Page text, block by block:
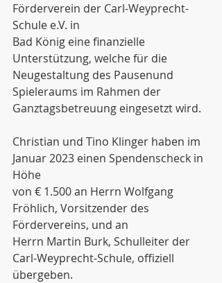
Förderverein der Carl-Weyprecht-
Schule e.V. in
Bad König eine finanzielle
Unterstützung, welche für die
Neugestaltung des Pausenund
Spieleraums im Rahmen der
Ganztagsbetreuung eingesetzt wird.
Christian und Tino Klinger haben im
Januar 2023 einen Spendenscheck in
Höhe
von € 1.500 an Herrn Wolfgang
Fröhlich, Vorsitzender des
Fördervereins, und an
Herrn Martin Burk, Schulleiter der
Carl-Weyprecht-Schule, offiziell
übergeben.